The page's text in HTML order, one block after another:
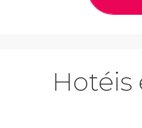
Hotéis